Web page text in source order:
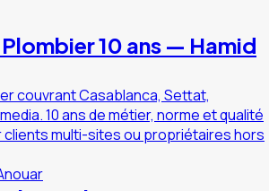
10 ans — Hamid
couvrant Casablanca, Settat,
10 ans de métier, norme et qualité
clients multi-sites ou propriétaires hors